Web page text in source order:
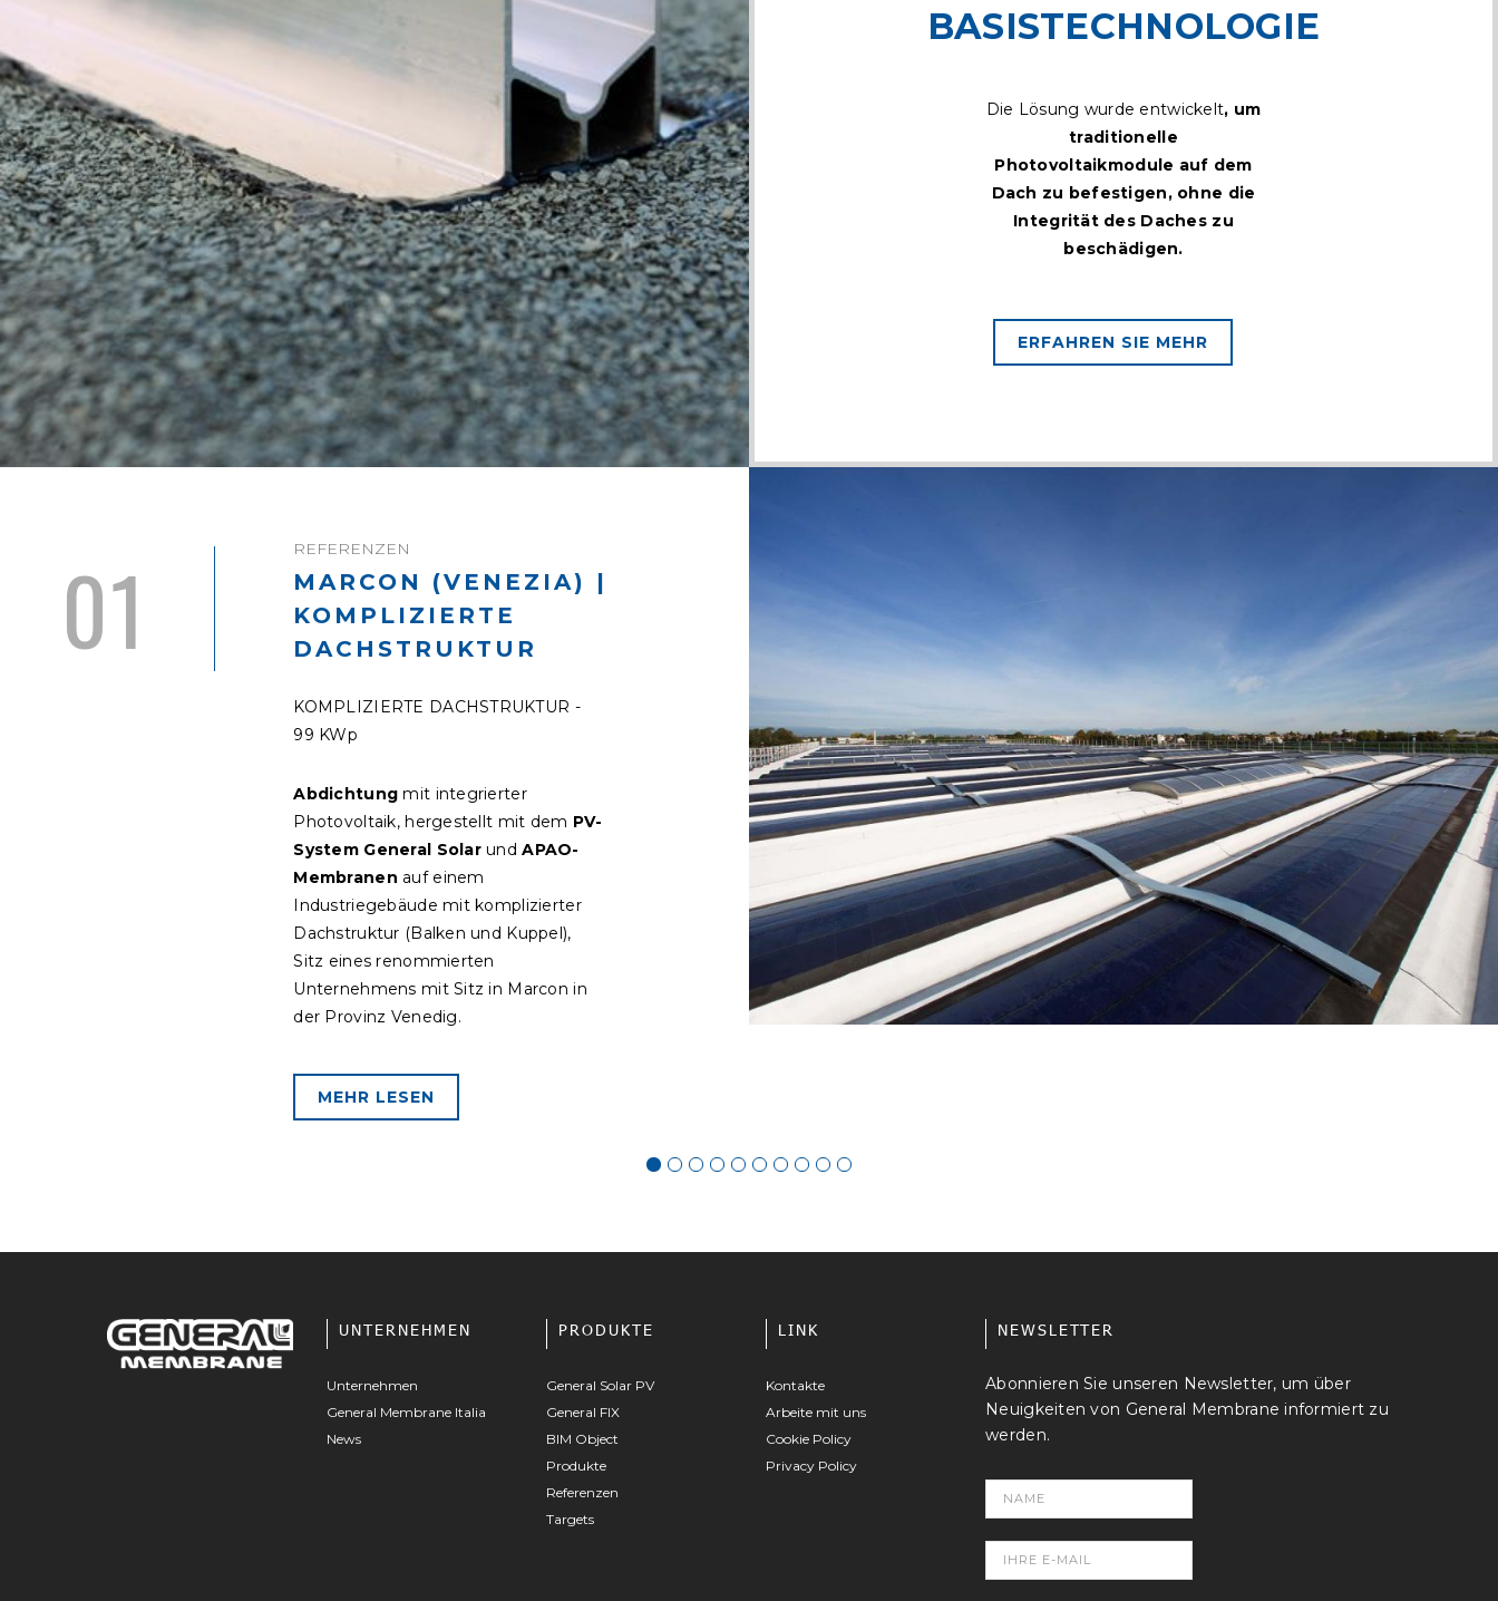
BASISTECHNOLOGIE
Die Lösung wurde entwickelt, um
traditionelle
Photovoltaikmodule auf dem
Dach zu befestigen, ohne die
Integrität des Daches zu
beschädigen.
ERFAHREN SIE MEHR
01 REFERENZEN
MARCON (VENEZIA) |
KOMPLIZIERTE
DACHSTRUKTUR
KOMPLIZIERTE DACHSTRUKTUR -
99 KWp
Abdichtung mit integrierter
Photovoltaik, hergestellt mit dem PV-
System General SolarundAPAO-
Membranen auf einem
Industriegebäude mit komplizierter
Dachstruktur (Balken und Kuppel),
Sitz eines renommierten
Unternehmens mit Sitz in Marcon in
der Provinz Venedig.
MEHR LESEN
UNTERNEHMEN
Unternehmen
General Membrane Italia
News
PRODUKTE
General Solar PV
General FIX
BIM Object
Produkte
Referenzen
Targets
LINK
Kontakte
Arbeite mit uns
Cookie Policy
Privacy Policy
NEWSLETTER
Abonnieren Sie unseren Newsletter, um über
Neuigkeiten von General Membrane informiert zu
werden.